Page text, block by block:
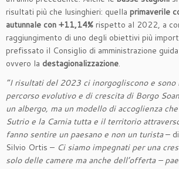
risultati più che lusinghieri: quella primaverile
autunnale con +11,14% rispetto al 2022, a
raggiungimento di uno degli obiettivi più
prefissato il Consiglio di amministrazione
ovvero la destagionalizzazione.
“I risultati del 2023 ci inorgogliscono e sono
percorso evolutivo e di crescita di Borgo
un albergo, ma un modello di accoglienza
Sutrio e la Carnia tutta e il territorio
fanno sentire un paesano e non un turista–
Silvio Ortis – Ci siamo impegnati per una
solo delle camere ma anche dell’offerta –